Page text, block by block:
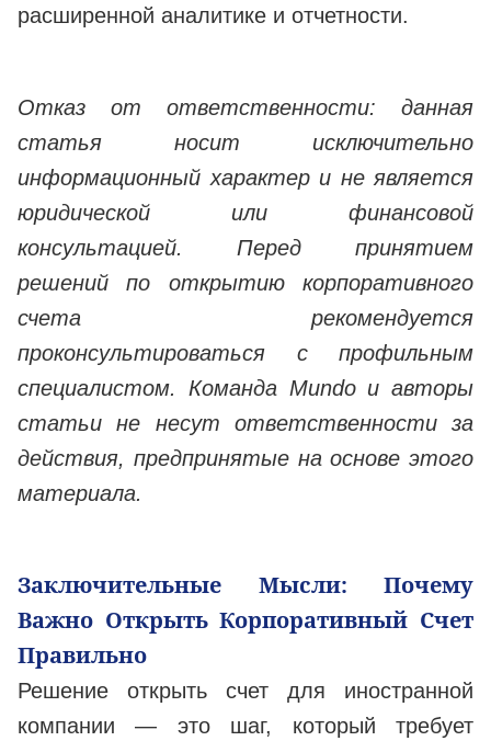
расширенной аналитике и отчетности.
Отказ от ответственности: данная
статья носит исключительно
информационный характер и не является
юридической или финансовой
консультацией. Перед принятием
решений по открытию корпоративного
счета рекомендуется
проконсультироваться с профильным
специалистом. Команда Mundo и авторы
статьи не несут ответственности за
действия, предпринятые на основе этого
материала.
Заключительные Мысли: Почему
Важно Открыть Корпоративный Счет
Правильно
Решение открыть счет для иностранной
компании — это шаг, который требует